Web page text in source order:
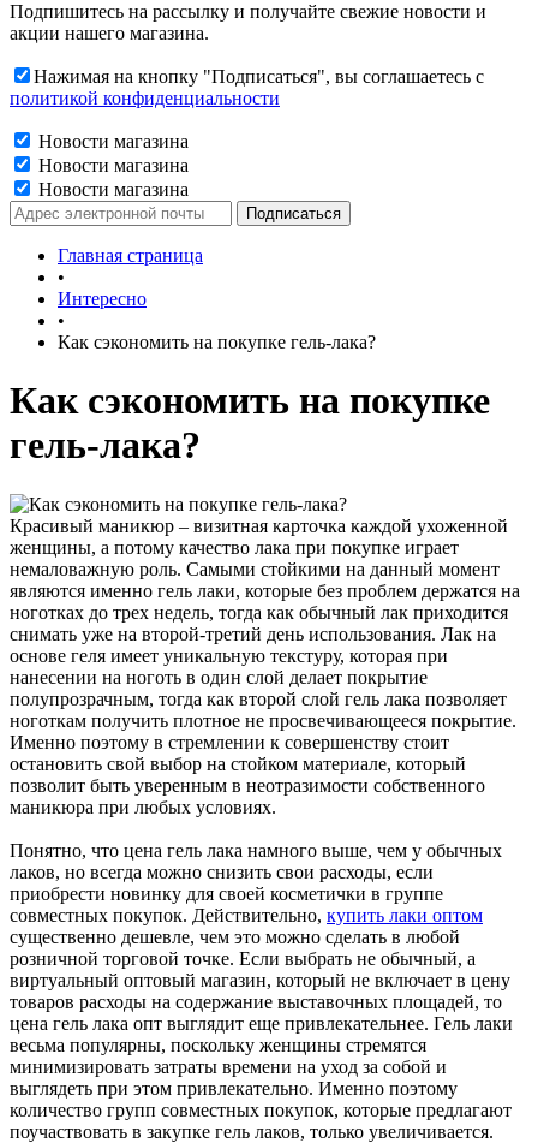
Подпишитесь на рассылку и получайте свежие новости и
акции нашего магазина.
Нажимая на кнопку "Подписаться", вы соглашаетесь с
политикой конфиденциальности
Новости магазина
Новости магазина
Новости магазина
Главная страница
•
Интересно
•
Как сэкономить на покупке гель-лака?
Как сэкономить на покупке
гель-лака?
Красивый маникюр – визитная карточка каждой ухоженной
женщины, а потому качество лака при покупке играет
немаловажную роль. Самыми стойкими на данный момент
являются именно гель лаки, которые без проблем держатся на
ноготках до трех недель, тогда как обычный лак приходится
снимать уже на второй-третий день использования. Лак на
основе геля имеет уникальную текстуру, которая при
нанесении на ноготь в один слой делает покрытие
полупрозрачным, тогда как второй слой гель лака позволяет
ноготкам получить плотное не просвечивающееся покрытие.
Именно поэтому в стремлении к совершенству стоит
остановить свой выбор на стойком материале, который
позволит быть уверенным в неотразимости собственного
маникюра при любых условиях.
Понятно, что цена гель лака намного выше, чем у обычных
лаков, но всегда можно снизить свои расходы, если
приобрести новинку для своей косметички в группе
совместных покупок. Действительно, купить лаки оптом
существенно дешевле, чем это можно сделать в любой
розничной торговой точке. Если выбрать не обычный, а
виртуальный оптовый магазин, который не включает в цену
товаров расходы на содержание выставочных площадей, то
цена гель лака опт выглядит еще привлекательнее. Гель лаки
весьма популярны, поскольку женщины стремятся
минимизировать затраты времени на уход за собой и
выглядеть при этом привлекательно. Именно поэтому
количество групп совместных покупок, которые предлагают
поучаствовать в закупке гель лаков, только увеличивается.